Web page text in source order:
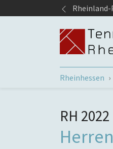
Springe zum Seiteninhalt
Sie sind hier:
Rheinhessen
RH 2022